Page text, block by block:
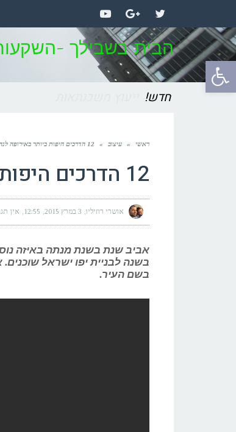
פתח
סרגל
Twitter
Google+
YouTube
הבית בשבילך -
חדש!
ראשי » עיצוב » 12 הדרכים היפות ביותר באירופה לנהיגה אתגרית
12 הדרכים היפות ביותר באירופה לנהיגה אתגרית
אושרי רוזיליו 3 במרץ 2015 12:55 אין
אביב שנת בשנת מנתה באיזה
בשנה לבניית יפו ישראל
בשם העיר.